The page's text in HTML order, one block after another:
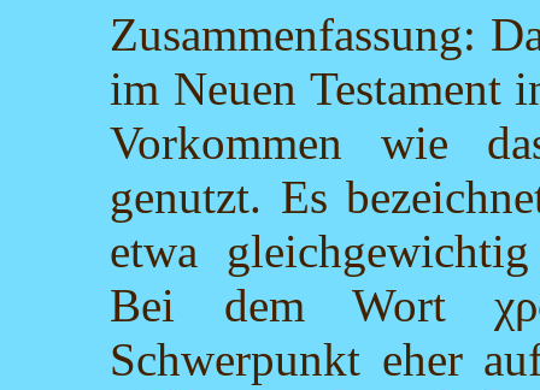
Zusammenfassung:
im Neuen Testament
Vorkommen wie
genutzt. Es
etwa
Bei dem Wort
Schwerpunkt eher